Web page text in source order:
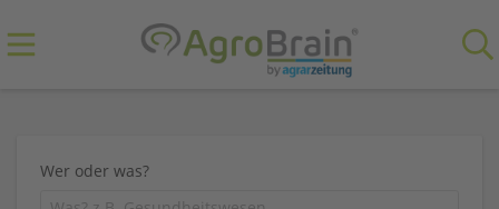
Wer oder was?